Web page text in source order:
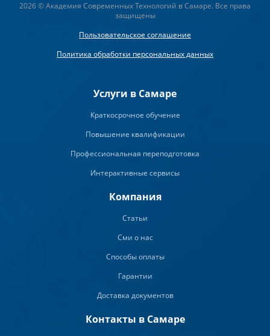
2026 © Академия Современных Технологий в Самаре. Все права
защищены
Пользовательское соглашение
Политика обработки персональных данных
Услуги в Самаре
Краткосрочное обучение
Повышение квалификации
Профессиональная переподготовка
Интерактивные сервисы
Компания
Статьи
Сми о нас
Способы оплаты
Гарантии
Доставка документов
Контакты в Самаре